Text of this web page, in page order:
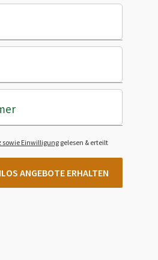
sowie Einwilligung gelesen & erteilt
ANGEBOTE ERHALTEN